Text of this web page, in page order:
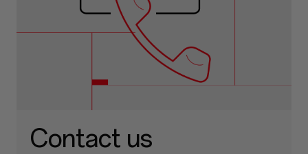
Contact us